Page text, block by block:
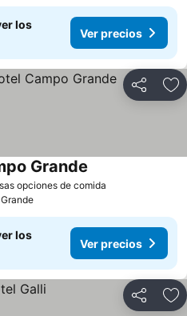
los
Ver precios
Compartir
opciones de comida
Grande
los
Ver precios
Compartir